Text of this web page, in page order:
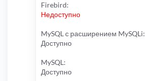
Firebird:
Недоступно
MySQL с расширением MySQLi:
Доступно
MySQL:
Доступно